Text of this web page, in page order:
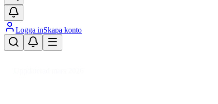
Logga inSkapa konto